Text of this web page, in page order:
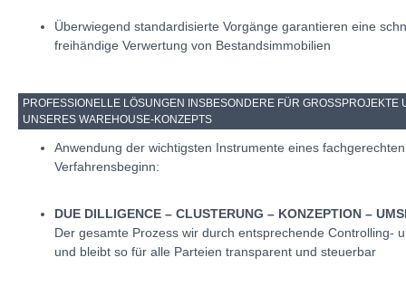
Überwiegend standardisierte Vorgänge garantieren eine
freihändige Verwertung von Bestandsimmobilien
PROFESSIONELLE LÖSUNGEN INSBESONDERE FÜR GROSSPROJEKTE
NSERES WAREHOUSE-KONZEPTS
Anwendung der wichtigsten Instrumente eines
Verfahrensbeginn:
DUE DILLIGENCE – CLUSTERUNG – KONZEPTION –
Der gesamte Prozess wir durch entsprechende Controlling-
und bleibt so für alle Parteien transparent und steuerbar